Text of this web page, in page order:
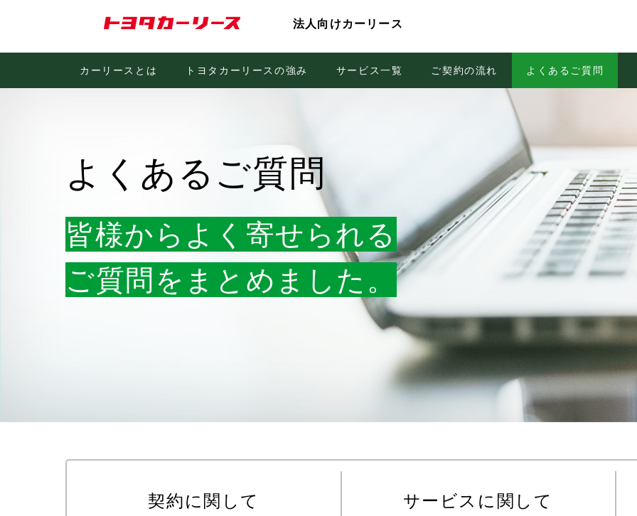
法人向けカーリース
カーリースとは
カーリース3つのメリット 契約前にご検討いただくこと
トヨタカーリースの強み
お客様に最適なご提案 地域密着のサポート体制 全国に広がる
サービス一覧
トヨタファイナンスビジネスWEB サポートダイヤル24 自動車保険
ご契約の流れ よくあるご質問
よくあるご質問
皆様から よく寄せられる
ご質問をまとめました。
契約に関して サービスに関して